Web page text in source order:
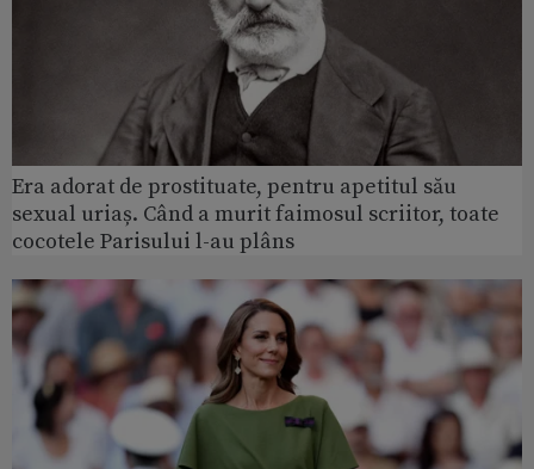
Era adorat de prostituate, pentru apetitul său
sexual uriaș. Când a murit faimosul scriitor, toate
cocotele Parisului l-au plâns